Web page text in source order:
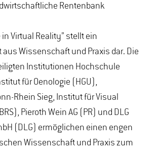
Rentenbank
in Virtual Reality” stellt ein
Wissenschaft und Praxis dar. Die
Institutionen Hochschule
für Oenologie (HGU),
Rhein Sieg, Institut für Visual
Pieroth Wein AG (PR) und DLG
(DLG) ermöglichen einen engen
Wissenschaft und Praxis zum